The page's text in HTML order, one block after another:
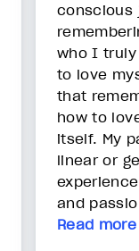
conscious
who I truly
to love
that
how to
itself. My
linear or
and
Read more